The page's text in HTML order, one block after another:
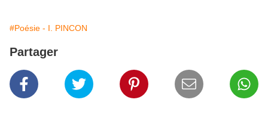
#Poésie - I. PINCON
Partager